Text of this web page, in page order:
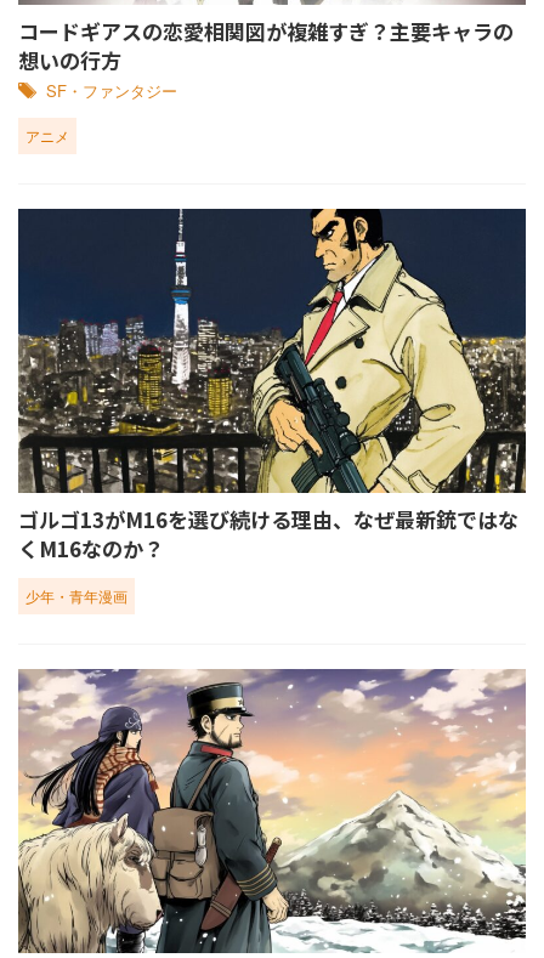
コードギアスの恋愛相関図が複雑すぎ？主要キャラの
想いの行方
SF・ファンタジー
アニメ
ゴルゴ13がM16を選び続ける理由、なぜ最新銃ではな
くM16なのか？
少年・青年漫画